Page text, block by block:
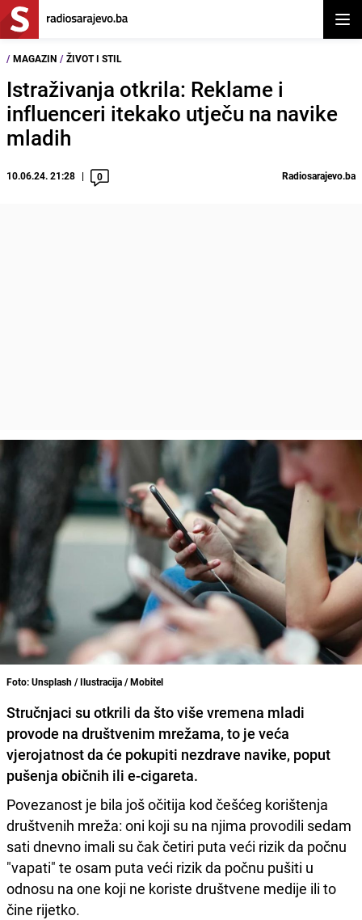
/ MAGAZIN / ŽIVOT I STIL
Istraživanja otkrila: Reklame i
influenceri itekako utječu na navike
mladih
10.06.24. 21:28 0 Radiosarajevo.ba
Foto: Unsplash / Ilustracija / Mobitel
Stručnjaci su otkrili da što više vremena mladi
provode na društvenim mrežama, to je veća
vjerojatnost da će pokupiti nezdrave navike, poput
pušenja običnih ili e-cigareta.
Povezanost je bila još očitija kod češćeg korištenja
društvenih mreža: oni koji su na njima provodili sedam
sati dnevno imali su čak četiri puta veći rizik da počnu
"vapati" te osam puta veći rizik da počnu pušiti u
odnosu na one koji ne koriste društvene medije ili to
čine rijetko.